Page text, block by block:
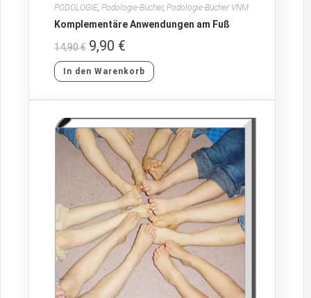
PODOLOGIE,Podologie-Bücher,Podologie-Bücher VNM
Komplementäre Anwendungen am Fuß
14,90€ 9,90 €
In den Warenkorb